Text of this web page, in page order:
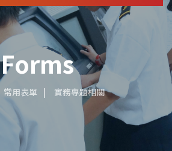
Forms
常用表單 實務專題相關